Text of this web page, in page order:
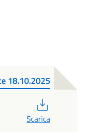
18.10.2025
Scarica